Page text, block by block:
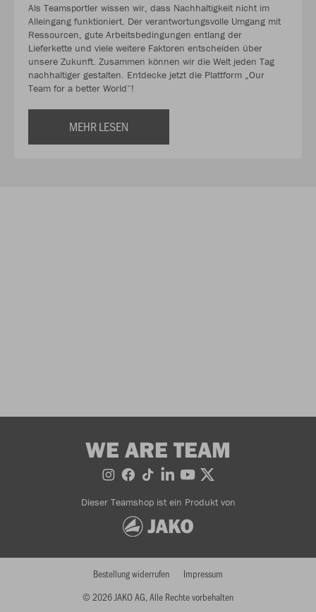
Als Teamsportler wissen wir, dass Nachhaltigkeit nicht im
Alleingang funktioniert. Der verantwortungsvolle Umgang mit
Ressourcen, gute Arbeitsbedingungen entlang der
Lieferkette und viele weitere Faktoren entscheiden über
unsere Zukunft. Zusammen können wir die Welt jeden Tag
nachhaltiger gestalten. Entdecke jetzt die Plattform „Our
Team for a better World“!
MEHR LESEN
WE ARE TEAM
Dieser Teamshop ist ein Produkt von
© 2026 JAKO AG, Alle Rechte vorbehalten
Bestellung widerrufen Impressum